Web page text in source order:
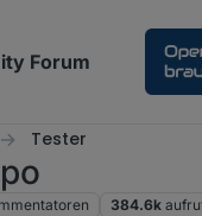
Forum
Tester
384.6k